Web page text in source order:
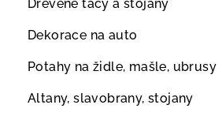
Dřevěné tácy a stojany
Dekorace na auto
Potahy na židle, mašle, ubrusy
Altany, slavobrany, stojany